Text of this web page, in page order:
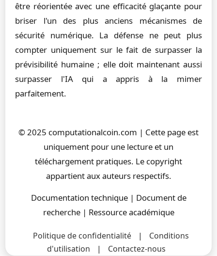
être réorientée avec une efficacité glaçante pour
briser l'un des plus anciens mécanismes de
sécurité numérique. La défense ne peut plus
compter uniquement sur le fait de surpasser la
prévisibilité humaine ; elle doit maintenant aussi
surpasser l'IA qui a appris à la mimer
parfaitement.
© 2025 computationalcoin.com | Cette page est
uniquement pour une lecture et un
téléchargement pratiques. Le copyright
appartient aux auteurs respectifs.
Documentation technique | Document de
recherche | Ressource académique
Politique de confidentialité |
Conditions
d'utilisation
| Contactez-nous